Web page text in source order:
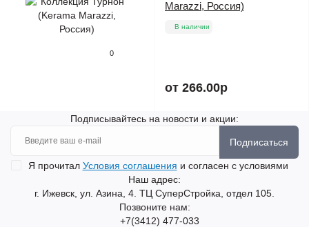
0
Marazzi, Россия)
В наличии
от 266.00р
Подписывайтесь на новости и акции:
Подписаться
Я прочитал Условия соглашения и согласен с условиями
Наш адрес:
г. Ижевск, ул. Азина, 4. ТЦ СуперСтройка, отдел 105.
Позвоните нам:
+7(3412) 477-033